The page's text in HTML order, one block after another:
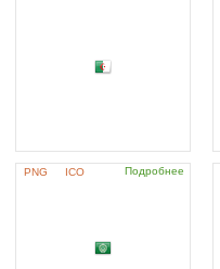
PNG ICO Подробнее